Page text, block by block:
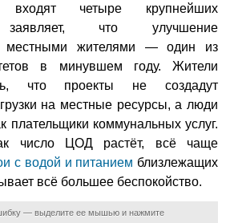
четыре крупнейших
заявляет, что улучшение
местными жителями — один из
в минувшем году. Жители
что проекты не создадут
на местные ресурсы, а люди
плательщики коммунальных услуг.
число ЦОД растёт, всё чаще
с водой и питанием близлежащих
всё большее беспокойство.
— выделите ее мышью и нажмите